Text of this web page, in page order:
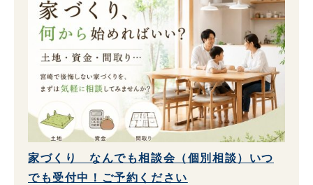
家づくり なんでも相談会（個別相談）いつ
でも受付中！ご予約ください